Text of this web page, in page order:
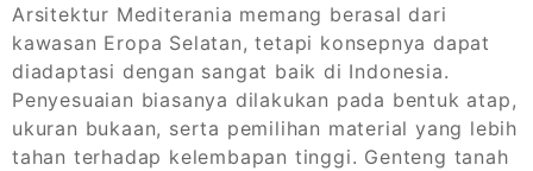
Arsitektur Mediterania memang berasal dari
kawasan Eropa Selatan, tetapi konsepnya dapat
diadaptasi dengan sangat baik di Indonesia.
Penyesuaian biasanya dilakukan pada bentuk atap,
ukuran bukaan, serta pemilihan material yang lebih
tahan terhadap kelembapan tinggi. Genteng tanah